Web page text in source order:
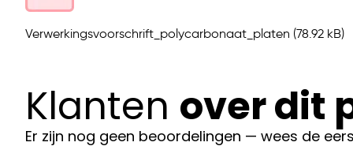
Compacte en handige afmetingen
Met zijn afmetingen van 10 cm bij 10 cm, past dit
openingen af te dekken, of om een nette
aan je project. Kortom, met ons witte
kwaliteit en veelzijdigheid. Het is de perfecte
gereedschapskist.
Verwerkingsvoorschrift_polycarbonaat_platen (78.92 kB)
Klanten over dit
Er zijn nog geen beoordelingen — wees de